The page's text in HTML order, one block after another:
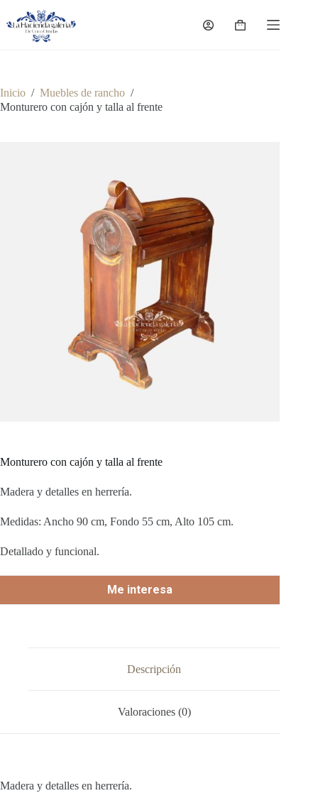
contenido
Carro
Inicio / Muebles de rancho /
Monturero con cajón y talla al frente
Monturero con cajón y talla al frente
Madera y detalles en herrería.
Medidas: Ancho 90 cm, Fondo 55 cm, Alto 105 cm.
Detallado y funcional.
Me interesa
Descripción
Valoraciones (0)
Madera y detalles en herrería.